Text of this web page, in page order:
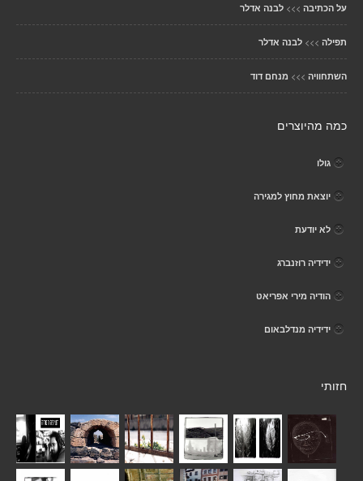
על הכתיבה >>> לבנה אדלר
תפילה >>> לבנה אדלר
השתחוויה >>> מנחם דוד
כמה מהיוצרים
גולו
יוצאת מחוץ למגירה
לא יודעת
ידידיה רוזנברג
הודיה מירי אפריאט
ידידיה מנדלבאום
חזותי